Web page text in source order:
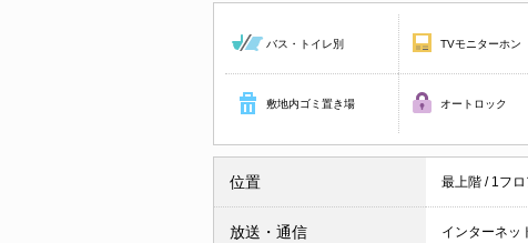
バス・トイレ別 TVモニターホン
敷地内ゴミ置き場 オートロック
位置 最上階 / 1フ
放送・通信 インターネッ